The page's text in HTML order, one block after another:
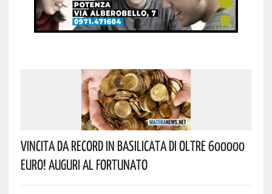
Vincita Da Record In Basilicata Di Oltre 600000
Euro! Auguri Al Fortunato